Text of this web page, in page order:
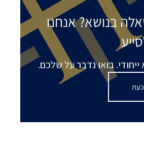
בנושא? אנחנו
בואו נדבר על שלכם.